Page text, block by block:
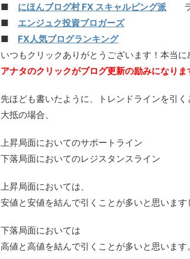
■ にほんブログ村 FX スキャルピング派
■ エンジュク投資ブロガーズ
■ FX人気ブログランキング
いつもクリックありがとうございます！本当
アナタのクリックがブログ更新の励みになりま
先ほども書いたように、トレンドラインを引く
大抵の場合、
上昇局面においてのサポートライン
下落局面においてのレジスタンスライン
上昇局面においては、
安値と安値を結んで引くことが多いと思います
下落局面においては
高値と高値を結んで引くことが多いと思います。